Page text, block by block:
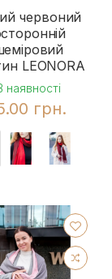
червоний
LEONORA
наявності
грн.